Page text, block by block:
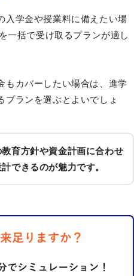
入学金や授業料に備えたい場
一括で受け取るプランが適し
もカバーしたい場合は、進学
プランを選ぶとよいでしょ
育方針や資金計画に合わせ
できるのが魅力です。